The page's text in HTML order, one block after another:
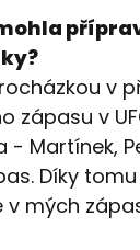
v
zápasu v
- Martínek,
Díky
v mých